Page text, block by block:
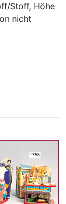
Stoff, Höhe
nicht